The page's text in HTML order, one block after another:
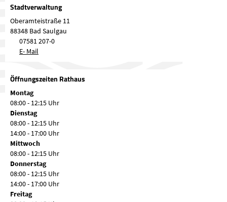
Stadtverwaltung
Oberamteistraße 11
88348 Bad Saulgau
07581 207-0
E- Mail
Öffnungszeiten Rathaus
Montag
08:00 - 12:15 Uhr
Dienstag
08:00 - 12:15 Uhr
14:00 - 17:00 Uhr
Mittwoch
08:00 - 12:15 Uhr
Donnerstag
08:00 - 12:15 Uhr
14:00 - 17:00 Uhr
Freitag